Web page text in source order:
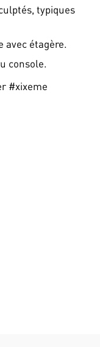
typiques
avec étagère.
console.
#xixeme